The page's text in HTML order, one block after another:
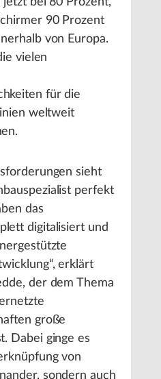
90 Prozent
von Europa.
vielen
für die
weltweit
sieht
perfekt
das
digitalisiert und
erklärt
der dem Thema
große
Dabei ginge es
von
sondern auch